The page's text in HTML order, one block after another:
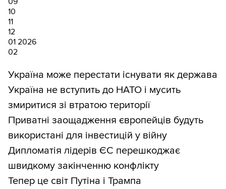
10
11
12
01 2026
02
Україна може перестати існувати як держава
Україна не вступить до НАТО і мусить
змиритися зі втратою території
Приватні заощадження європейців будуть
використані для інвестицій у війну
Дипломатія лідерів ЄС перешкоджає
швидкому закінченню конфлікту
Тепер це світ Путіна і Трампа